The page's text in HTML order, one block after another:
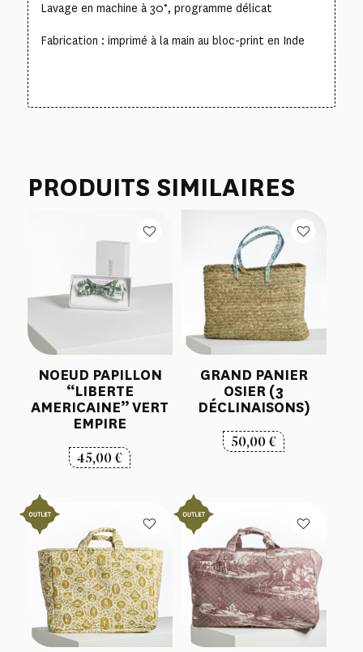
Lavage en machine à 30°, programme délicat
Fabrication : imprimé à la main au bloc-print en Inde
PRODUITS SIMILAIRES
NOEUD PAPILLON
“LIBERTE
AMERICAINE” VERT
EMPIRE
45,00€
GRAND PANIER
OSIER (3
DÉCLINAISONS)
50,00€